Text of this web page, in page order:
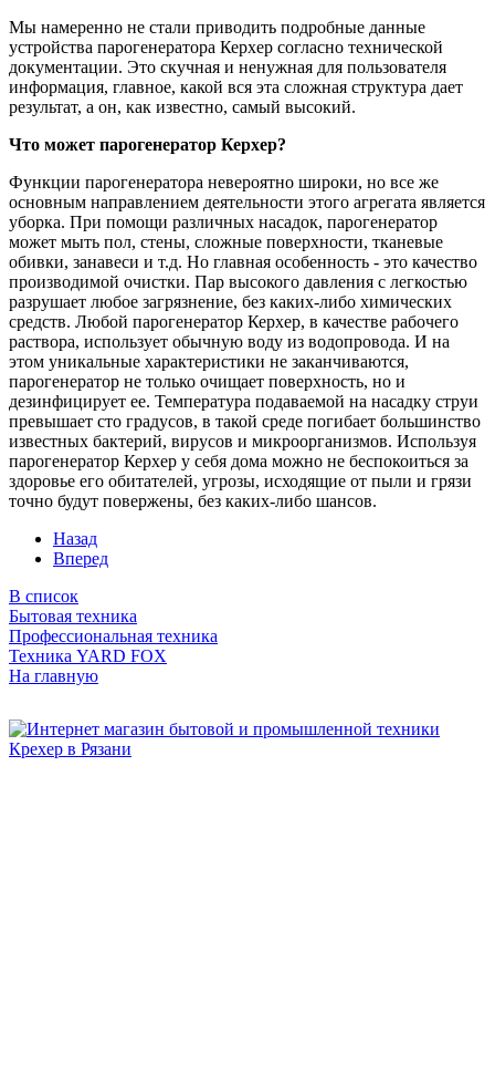
Мы намеренно не стали приводить подробные данные
устройства парогенератора Керхер согласно технической
документации. Это скучная и ненужная для пользователя
информация, главное, какой вся эта сложная структура дает
результат, а он, как известно, самый высокий.
Что может парогенератор Керхер?
Функции парогенератора невероятно широки, но все же
основным направлением деятельности этого агрегата является
уборка. При помощи различных насадок, парогенератор
может мыть пол, стены, сложные поверхности, тканевые
обивки, занавеси и т.д. Но главная особенность - это качество
производимой очистки. Пар высокого давления с легкостью
разрушает любое загрязнение, без каких-либо химических
средств. Любой парогенератор Керхер, в качестве рабочего
раствора, использует обычную воду из водопровода. И на
этом уникальные характеристики не заканчиваются,
парогенератор не только очищает поверхность, но и
дезинфицирует ее. Температура подаваемой на насадку струи
превышает сто градусов, в такой среде погибает большинство
известных бактерий, вирусов и микроорганизмов. Используя
парогенератор Керхер у себя дома можно не беспокоиться за
здоровье его обитателей, угрозы, исходящие от пыли и грязи
точно будут повержены, без каких-либо шансов.
Назад
Вперед
В список
Бытовая техника
Профессиональная техника
Техника YARD FOX
На главную